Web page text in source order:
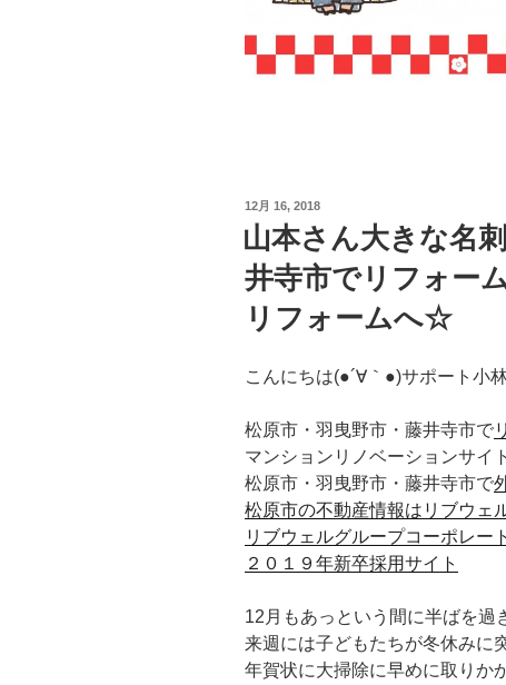
投
稿
12月 16, 2018
山本さん大きな名
井寺市でリフォー
リフォームへ☆
こんにちは(●´∀｀●)サポート小
松原市・羽曳野市・藤井寺市で
マンションリノベーションサイト
松原市・羽曳野市・藤井寺市で
松原市の不動産情報は リブウェ
リブウェルグループコーポレー
２０１９年新卒採用サイト
12月もあっという間に半ばを過
来週には子どもたちが冬休みに
年賀状に大掃除に早めに取りか